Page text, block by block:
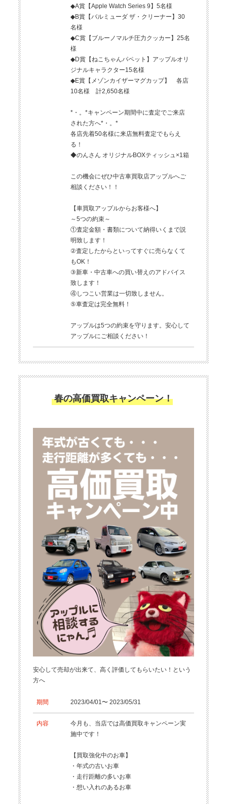
◆A賞【Apple Watch Series 9】5名様
◆B賞【バルミューダ ザ・クリーナー】30
名様
◆C賞【ブルーノマルチ圧力クッカー】25名
様
◆D賞【ねこちゃんパペット】アップルオリ
ジナルキャラクター15名様
◆E賞【メゾンカイザーマグカップ】 各店
10名様 計2,650名様
*・。*キャンペーン期間中に査定でご来店
された方へ*・。*
各店先着50名様に来店無料査定でもらえ
る！
◆のんさん オリジナルBOXティッシュ×1箱
この機会にぜひ中古車買取店アップルへご
相談ください！！
【車買取アップルからお客様へ】
～5つの約束～
①査定金額・書類について納得いくまで説
明致します！
②査定したからといってすぐに売らなくて
もOK！
③新車・中古車への買い替えのアドバイス
致します！
④しつこい営業は一切致しません。
⑤車査定は完全無料！
アップルは5つの約束を守ります。安心して
アップルにご相談ください！
春の高価買取キャンペーン！
安心して売却が出来て、高く評価してもらいたい！という
方へ
期間 2023/04/01〜 2023/05/31
内容
今月も、当店では高価買取キャンペーン実
施中です！
【買取強化中のお車】
・年式の古いお車
・走行距離の多いお車
・想い入れのあるお車